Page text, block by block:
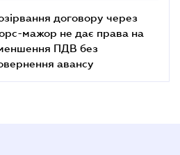
договору через
мажор не дає права на
ПДВ без
авансу